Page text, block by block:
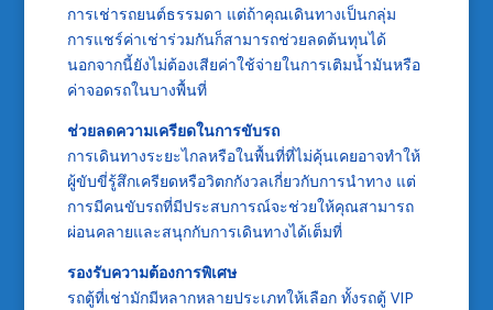
การเช่ารถยนต์ธรรมดา แต่ถ้าคุณเดินทางเป็นกลุ่ม
การแชร์ค่าเช่าร่วมกันก็สามารถช่วยลดต้นทุนได้
นอกจากนี้ยังไม่ต้องเสียค่าใช้จ่ายในการเติมน้ำมันหรือ
ค่าจอดรถในบางพื้นที่
ช่วยลดความเครียดในการขับรถ
การเดินทางระยะไกลหรือในพื้นที่ที่ไม่คุ้นเคยอาจทำให้
ผู้ขับขี่รู้สึกเครียดหรือวิตกกังวลเกี่ยวกับการนำทาง แต่
การมีคนขับรถที่มีประสบการณ์จะช่วยให้คุณสามารถ
ผ่อนคลายและสนุกกับการเดินทางได้เต็มที่
รองรับความต้องการพิเศษ
รถตู้ที่เช่ามักมีหลากหลายประเภทให้เลือก ทั้งรถตู้ VIP